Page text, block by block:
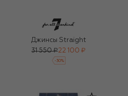
Джинсы Straight
31 550 ₽22 100 ₽
-30%